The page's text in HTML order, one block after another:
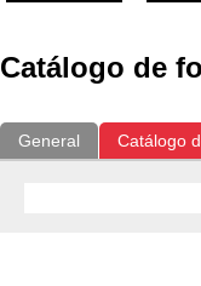
Catálogo de
General Catálogo